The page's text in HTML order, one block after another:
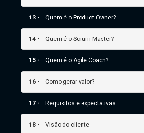
13 - Quem é o Product Owner?
14 - Quem é o Scrum Master?
15 - Quem é o Agile Coach?
16 - Como gerar valor?
17 - Requisitos e expectativas
18 - Visão do cliente